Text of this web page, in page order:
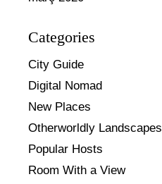
Categories
City Guide
Digital Nomad
New Places
Otherworldly Landscapes
Popular Hosts
Room With a View